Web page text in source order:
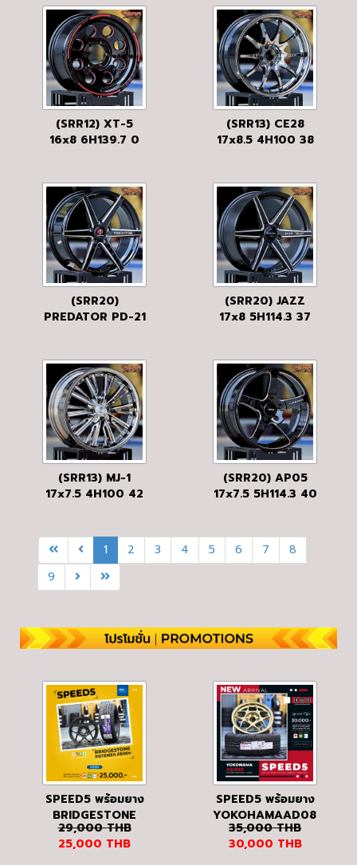
(SRR12) XT-5
16x8 6H139.7 0
(SRR13) CE28
17x8.5 4H100 38
(SRR20)
PREDATOR PD-21
(SRR20) JAZZ
17x8 5H114.3 37
SPOKE
(SRR13) MJ-1
17x7.5 4H100 42
(SRR20) AP05
17x7.5 5H114.3 40
1
2 3 4 5 6 7
8
9
SPEED5 พร้อมยาง
BRIDGESTONE
POTENZA RE004
29,000 THB
25,000 THB
SPEED5 พร้อมยาง
YOKOHAMAAD08R
35,000 THB
30,000 THB